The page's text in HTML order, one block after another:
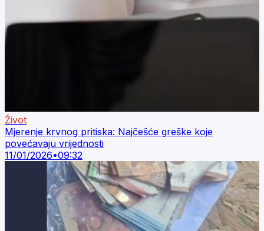
Život
Mjerenje krvnog pritiska: Najčešće greške koje
povećavaju vrijednosti
11/01/2026•09:32